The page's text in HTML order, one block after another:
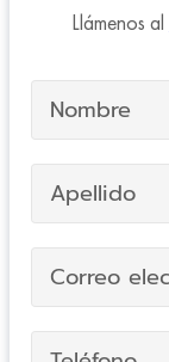
Llámenos al